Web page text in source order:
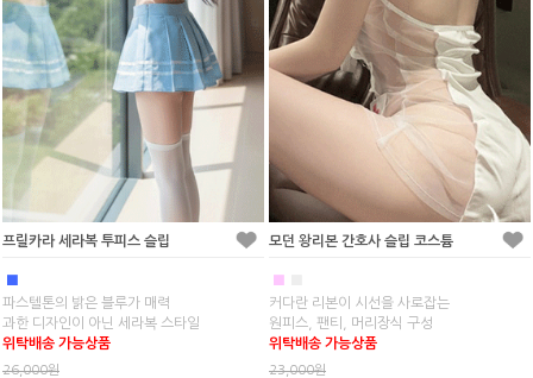
프릴카라 세라복 투피스 슬립
■
파스텔톤의 밝은 블루가 매력
과한 디자인이 아닌 세라복 스타일
위탁배송 가능상품
26,000원
모던 왕리본 간호사 슬립 코스튬
■
커다란 리본이 시선을 사로잡는
원피스, 팬티, 머리장식 구성
위탁배송 가능상품
23,000원